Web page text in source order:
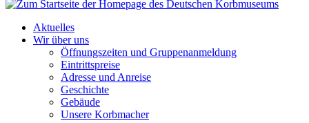
Aktuelles
Wir über uns
Öffnungszeiten und Gruppenanmeldung
Eintrittspreise
Adresse und Anreise
Geschichte
Gebäude
Unsere Korbmacher